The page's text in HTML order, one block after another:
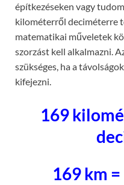
építkezéseken vagy
kilométerről deciméterre
matematikai műveletek
szorzást kell alkalmazni.
szükséges, ha a
kifejezni.
169
169 km